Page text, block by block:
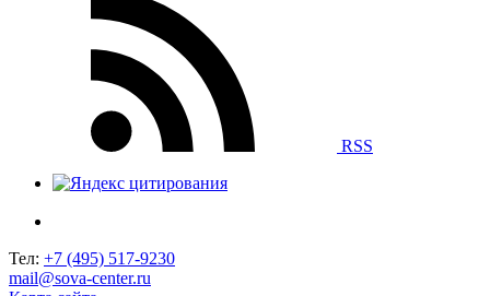
RSS
Тел: +7 (495) 517-9230
mail@sova-center.ru